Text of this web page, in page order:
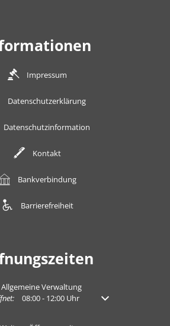
Impressum
Datenschutzerklärung
Datenschutzinformation
Kontakt
Bankverbindung
Barrierefreiheit
Allgemeine Verwaltung
weitere Öffnungs- oder Schließzeiten
08:00- 12:00 Uhr Von 08:00 bis 12:00